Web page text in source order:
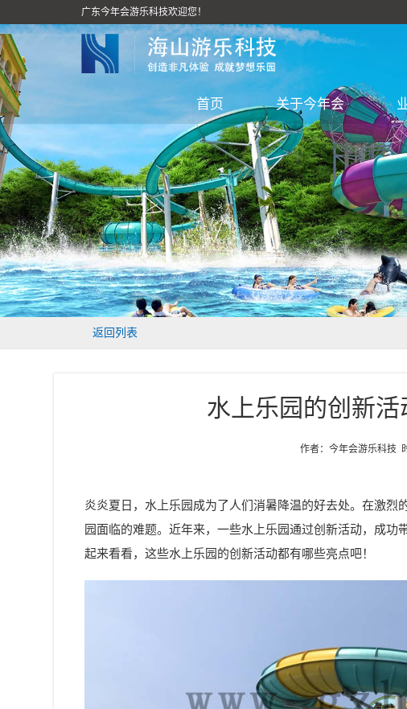
广东今年会游乐科技欢迎您！
首页 关于今年会
返回列表
水上乐园的创新活
作者：今年会游乐科技
炎炎夏日，水上乐园成为了人们消暑降温的好去处。在激
园面临的难题。近年来，一些水上乐园通过创新活动，成
起来看看，这些水上乐园的创新活动都有哪些亮点吧！